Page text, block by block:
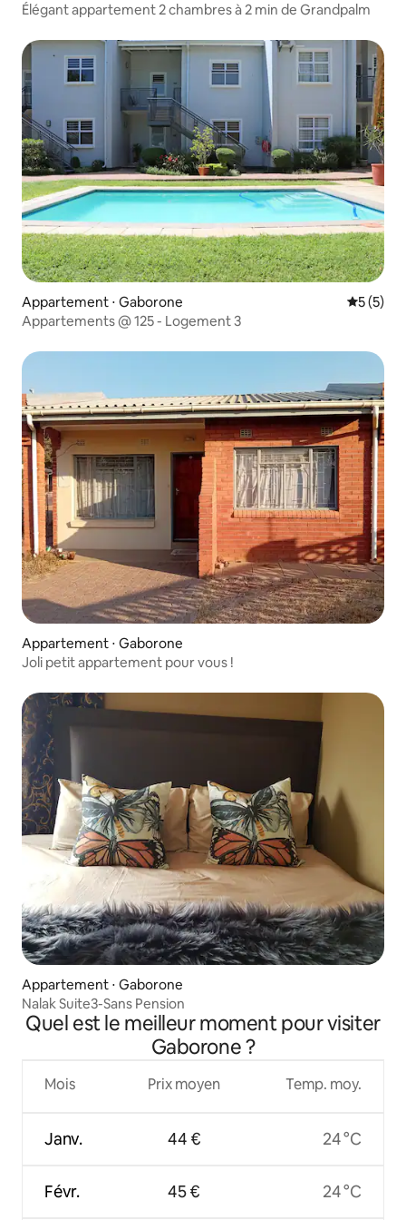
Élégant appartement 2 chambres à 2 min de Grandpalm
Appartement ⋅ Gaborone
5 (5)
Appartements @ 125 - Logement 3
Appartement ⋅ Gaborone
Joli petit appartement pour vous !
Appartement ⋅ Gaborone
Nalak Suite3-Sans Pension
Quel est le meilleur moment pour visiter
Gaborone ?
Mois
Janv.
Févr.
Prix moyen
44 €
45 €
Temp. moy.
24 °C
24 °C